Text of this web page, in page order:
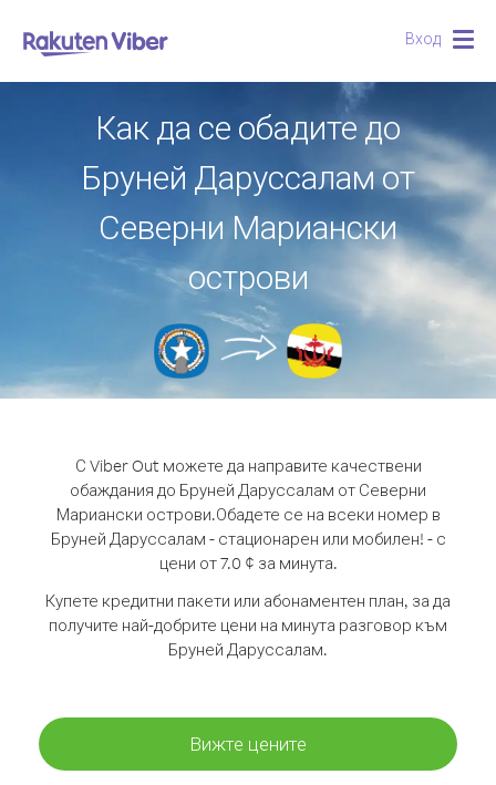
Вход
Как да се обадите до
Бруней Даруссалам от
Северни Мариански
острови
С Viber Out можете да направите качествени
обаждания до Бруней Даруссалам от Северни
Мариански острови.Обадете се на всеки номер в
Бруней Даруссалам - стационарен или мобилен! - с
цени от 7.0 ¢ за минута.
Купете кредитни пакети или абонаментен план, за да
получите най-добрите цени на минута разговор към
Бруней Даруссалам.
Вижте цените